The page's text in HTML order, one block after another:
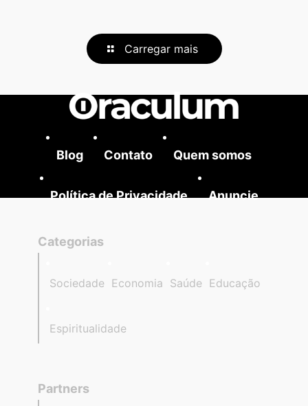
Carregar mais
Blog Contato Quem somos
Política de Privacidade Anuncie
Categorias
Sociedade Economia Saúde Educação
Espiritualidade
Partners